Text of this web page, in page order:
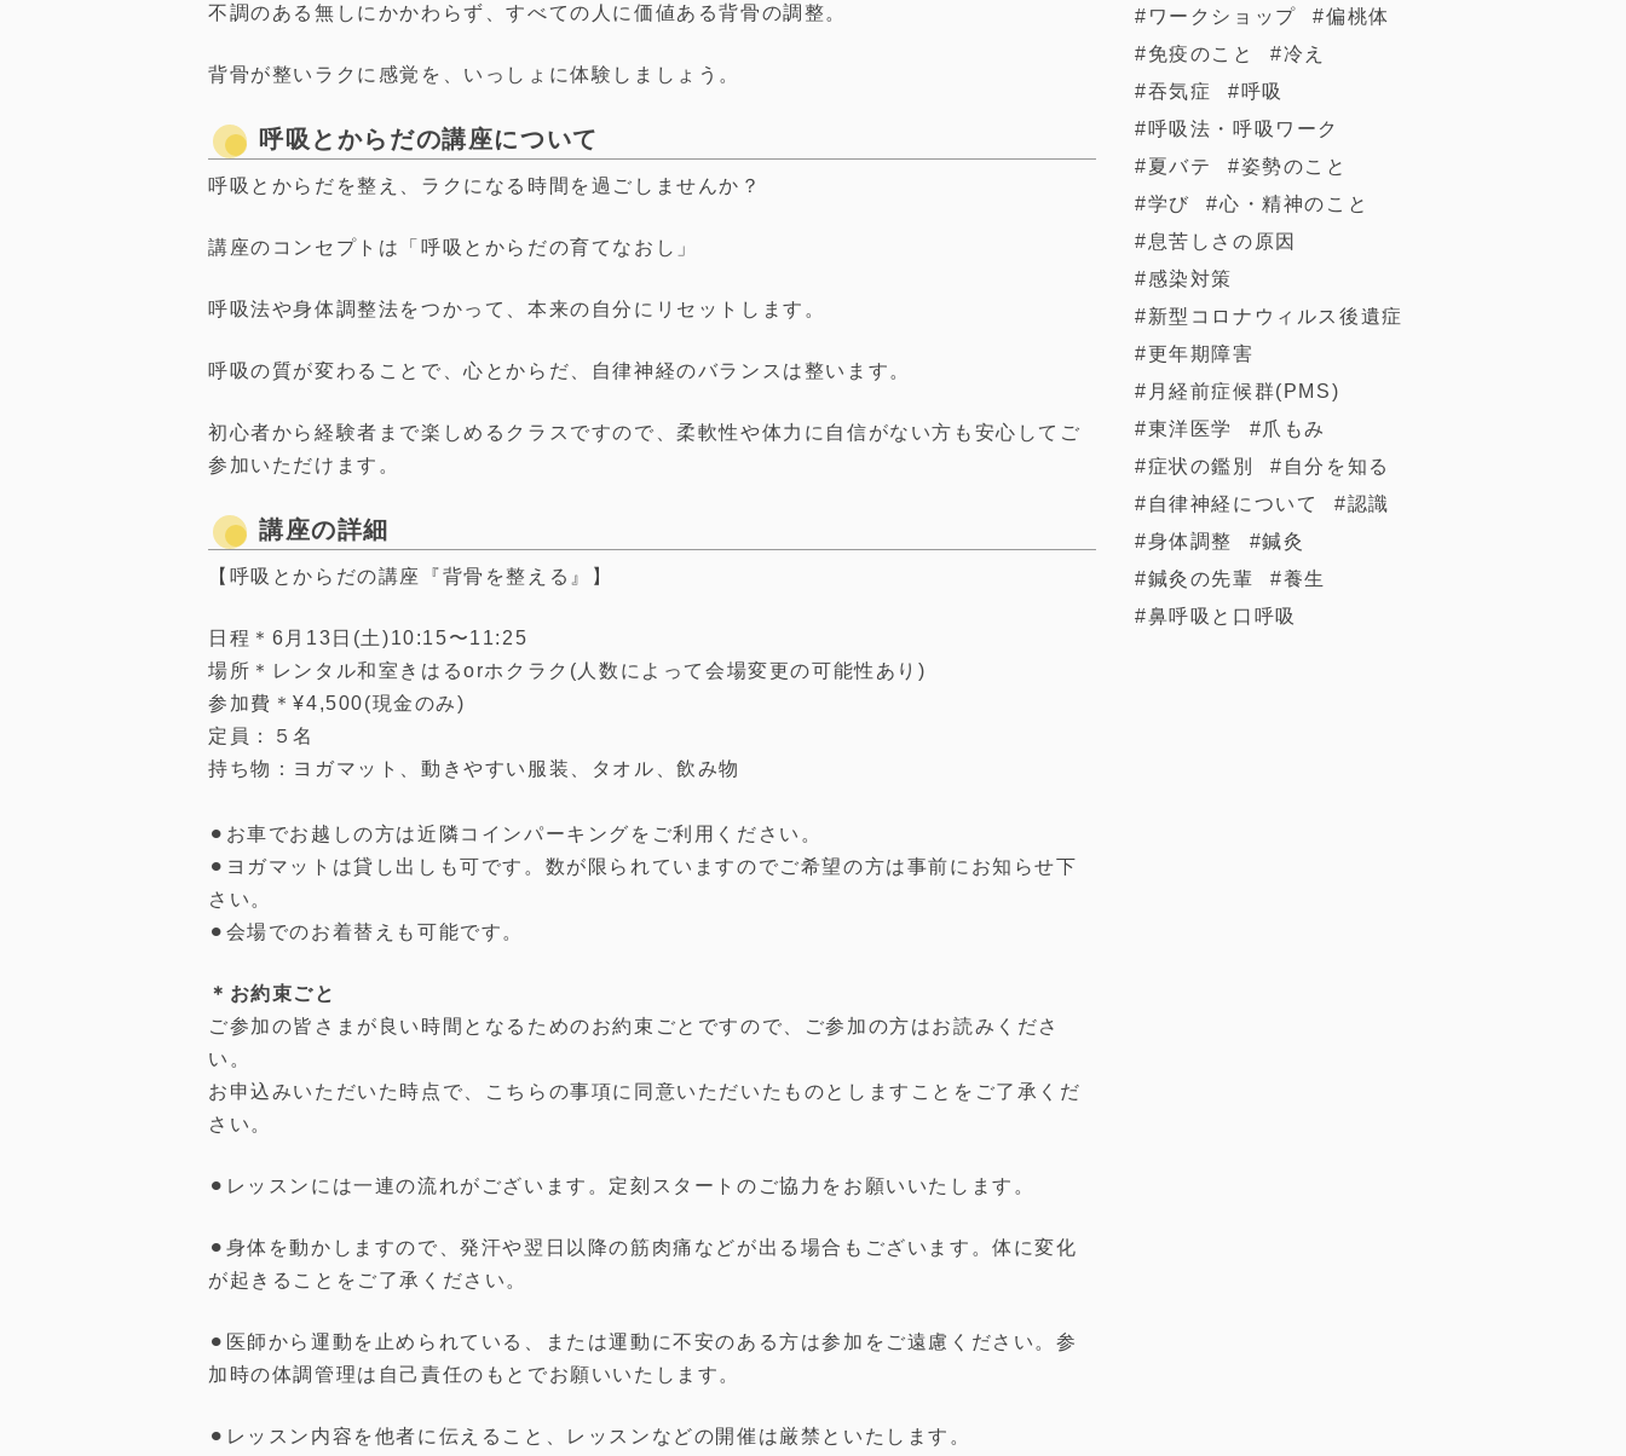
不調のある無しにかかわらず、すべての人に価値ある背骨の調整。
背骨が整いラクに感覚を、いっしょに体験しましょう。
呼吸とからだの講座について
呼吸とからだを整え、ラクになる時間を過ごしませんか？
講座のコンセプトは「呼吸とからだの育てなおし」
呼吸法や身体調整法をつかって、本来の自分にリセットします。
呼吸の質が変わることで、心とからだ、自律神経のバランスは整います。
初心者から経験者まで楽しめるクラスですので、柔軟性や体力に自信がない方も安心してご
参加いただけます。
講座の詳細
【呼吸とからだの講座『背骨を整える』】
日程＊6月13日(土)10:15〜11:25
場所＊レンタル和室きはるorホクラク(人数によって会場変更の可能性あり)
参加費＊¥4,500(現金のみ)
定員：５名
持ち物：ヨガマット、動きやすい服装、タオル、飲み物
⚫︎お車でお越しの方は近隣コインパーキングをご利用ください。
⚫︎ヨガマットは貸し出しも可です。数が限られていますのでご希望の方は事前にお知らせ下
さい。
⚫︎会場でのお着替えも可能です。
＊お約束ごと
ご参加の皆さまが良い時間となるためのお約束ごとですので、ご参加の方はお読みくださ
い。
お申込みいただいた時点で、こちらの事項に同意いただいたものとしますことをご了承くだ
さい。
⚫︎レッスンには一連の流れがございます。定刻スタートのご協力をお願いいたします。
⚫︎身体を動かしますので、発汗や翌日以降の筋肉痛などが出る場合もございます。体に変化
が起きることをご了承ください。
⚫︎医師から運動を止められている、または運動に不安のある方は参加をご遠慮ください。参
加時の体調管理は自己責任のもとでお願いいたします。
⚫︎レッスン内容を他者に伝えること、レッスンなどの開催は厳禁といたします。
ワークショップ
偏桃体
免疫のこと
冷え
吞気症
呼吸
呼吸法・呼吸ワーク
夏バテ
姿勢のこと
学び
心・精神のこと
息苦しさの原因
感染対策
新型コロナウィルス後遺症
更年期障害
月経前症候群(PMS)
東洋医学
爪もみ
症状の鑑別
自分を知る
自律神経について
認識
身体調整
鍼灸
鍼灸の先輩
養生
鼻呼吸と口呼吸